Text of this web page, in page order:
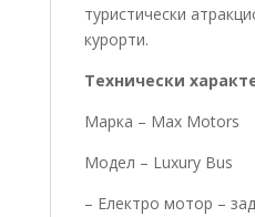
туристически
курорти.
Технически
Марка – Max Motors
Модел – Luxury Bus
– Електро мотор –